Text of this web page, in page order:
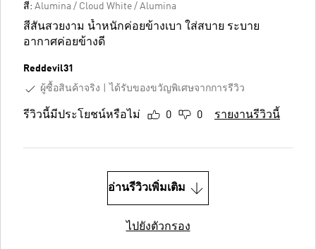
สี: Alumina / Cloud White / Alumina
สีสันสวยงาม น้ำหนักค่อยข้างเบา ใส่สบาย ระบาย
อากาศค่อยข้างดี
Reddevil31
ผู้ซื้อสินค้าจริง
ได้รับของขวัญพิเศษจากการรีวิว
รีวิวนี้มีประโยชน์หรือไม่ 0 0 รายงานรีวิวนี้
อ่านรีวิวเพิ่มเติม
ไปยังตัวกรอง